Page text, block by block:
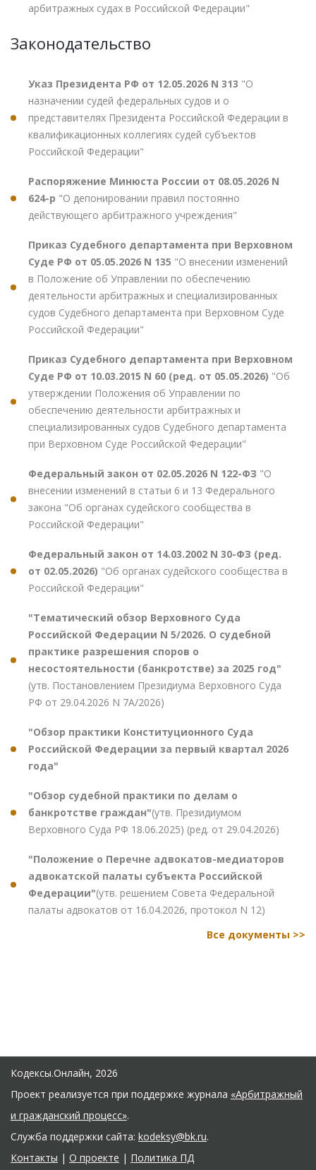
арбитражных судах в Российской Федерации"
Законодательство
Указ Президента РФ от 12.05.2026 N 313 "О
назначении судей федеральных судов и о
представителях Президента Российской Федерации в
квалификационных коллегиях судей субъектов
Российской Федерации"
Распоряжение Минюста России от 08.05.2026 N
624-р "О депонировании правил постоянно
действующего арбитражного учреждения"
Приказ Судебного департамента при Верховном
Суде РФ от 05.05.2026 N 135 "О внесении изменений
в Положение об Управлении по обеспечению
деятельности арбитражных и специализированных
судов Судебного департамента при Верховном Суде
Российской Федерации"
Приказ Судебного департамента при Верховном
Суде РФ от 10.03.2015 N 60 (ред. от 05.05.2026) "Об
утверждении Положения об Управлении по
обеспечению деятельности арбитражных и
специализированных судов Судебного департамента
при Верховном Суде Российской Федерации"
Федеральный закон от 02.05.2026 N 122-ФЗ "О
внесении изменений в статьи 6 и 13 Федерального
закона "Об органах судейского сообщества в
Российской Федерации"
Федеральный закон от 14.03.2002 N 30-ФЗ (ред.
от 02.05.2026) "Об органах судейского сообщества в
Российской Федерации"
"Тематический обзор Верховного Суда
Российской Федерации N 5/2026. О судебной
практике разрешения споров о
несостоятельности (банкротстве) за 2025 год"
(утв. Постановлением Президиума Верховного Суда
РФ от 29.04.2026 N 7А/2026)
"Обзор практики Конституционного Суда
Российской Федерации за первый квартал 2026
года"
"Обзор судебной практики по делам о
банкротстве граждан"(утв. Президиумом
Верховного Суда РФ 18.06.2025) (ред. от 29.04.2026)
"Положение о Перечне адвокатов-медиаторов
адвокатской палаты субъекта Российской
Федерации"(утв. решением Совета Федеральной
палаты адвокатов от 16.04.2026, протокол N 12)
Все документы >>
Кодексы.Онлайн, 2026
Проект реализуется при поддержке журнала «Арбитражный
и гражданский процесс».
Служба поддержки сайта: kodeksy@bk.ru.
Контакты | О проекте | Политика ПД